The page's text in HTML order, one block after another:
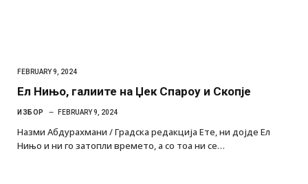
FEBRUARY 9, 2024
Ел Нињо, галиите на Џек Спароу и Скопје
ИЗБОР FEBRUARY 9, 2024
Назми Абдурахмани / Градска редакција Ете, ни дојде Ел
Нињо и ни го затопли времето, а со тоа ни се…